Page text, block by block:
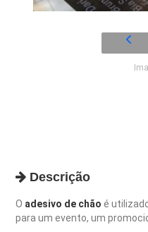
Descrição
O adesivo de chão é
para um evento, um